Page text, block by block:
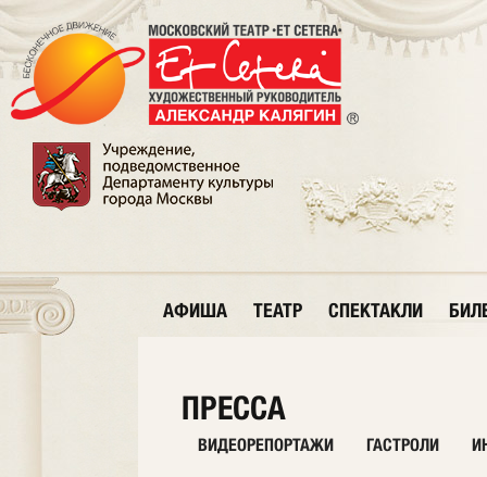
АФИША ТЕАТР СПЕКТАКЛИ
ПРЕССА
ВИДЕОРЕПОРТАЖИ ГАСТРОЛИ